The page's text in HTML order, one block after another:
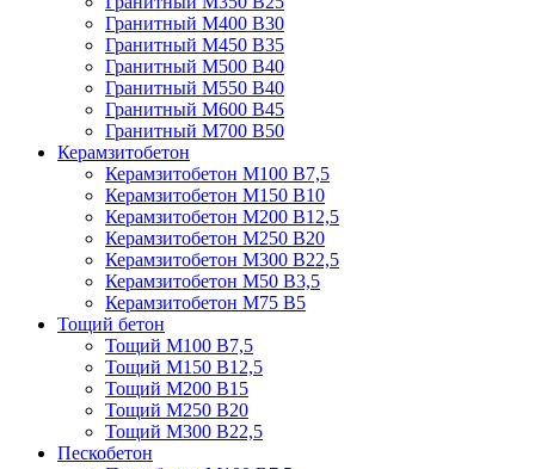
Гранитный М400 В30
Гранитный М450 В35
Гранитный М500 В40
Гранитный М550 В40
Гранитный М600 В45
Гранитный М700 В50
Керамзитобетон
Керамзитобетон М100 В7,5
Керамзитобетон М150 В10
Керамзитобетон М200 В12,5
Керамзитобетон М250 В20
Керамзитобетон М300 В22,5
Керамзитобетон М50 В3,5
Керамзитобетон М75 В5
Тощий бетон
Тощий М100 В7,5
Тощий М150 В12,5
Тощий М200 В15
Тощий М250 В20
Тощий М300 В22,5
Пескобетон